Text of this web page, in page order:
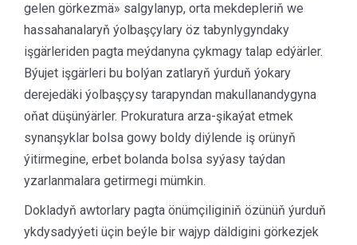
gelen görkezmä» salgylanyp, orta mekdepleriň we
hassahanalaryň ýolbaşçylary öz tabynlygyndaky
işgärleriden pagta meýdanyna çykmagy talap edýärler.
Býujet işgärleri bu bolýan zatlaryň ýurduň ýokary
derejedäki ýolbaşçysy tarapyndan makullanandygyna
oňat düşünýärler. Prokuratura arza-şikaýat etmek
synanşyklar bolsa gowy boldy diýlende iş orünyň
ýitirmegine, erbet bolanda bolsa syýasy taýdan
yzarlanmalara getirmegi mümkin.
Dokladyň awtorlary pagta önümçiliginiň özünüň ýurduň
ykdysadyýeti üçin beýle bir wajyp däldigini görkezjek